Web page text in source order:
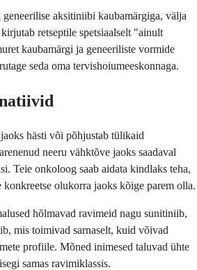
geneerilise aksitiniibi kaubamärgiga, välja
retseptile spetsiaalselt "ainult
kaubamärgi ja geneeriliste vormide
seda oma tervishoiumeeskonnaga.
hästi või põhjustab tülikaid
neeru vähktõve jaoks saadaval
Teie onkoloog saab aidata kindlaks teha,
olukorra jaoks kõige parem olla.
hõlmavad ravimeid nagu sunitiniib,
mis toimivad sarnaselt, kuid võivad
profiile. Mõned inimesed taluvad ühte
samas ravimiklassis.